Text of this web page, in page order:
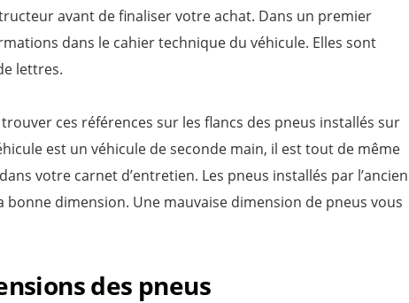
avant de finaliser votre achat. Dans un premier
dans le cahier technique du véhicule. Elles sont
lettres.
ces références sur les flancs des pneus installés sur
est un véhicule de seconde main, il est tout de même
votre carnet d’entretien. Les pneus installés par l’ancien
dimension. Une mauvaise dimension de pneus vous
des pneus